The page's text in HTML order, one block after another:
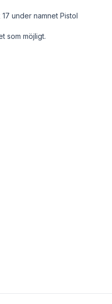
under namnet Pistol
som möjligt.